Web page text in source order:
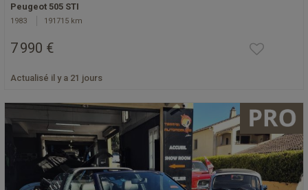
Peugeot 505 STI
1983 191715 km
7 990 €
Actualisé il y a 21 jours